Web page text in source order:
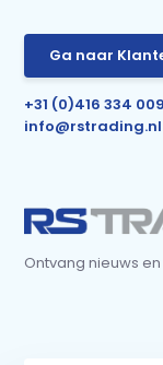
Ga naar
+31 (0)416 334 009
info@rstrading.nl
Ontvang nieuws